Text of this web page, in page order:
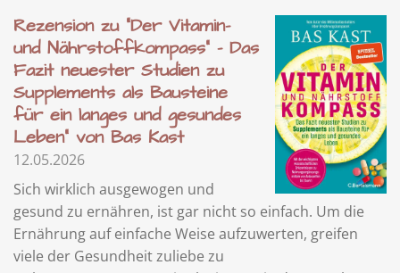
Rezension zu "Der Vitamin-
und Nährstoffkompass" - Das
Fazit neuester Studien zu
Supplements als Bausteine
für ein langes und gesundes
Leben" von Bas Kast
12.05.2026
Sich wirklich ausgewogen und
gesund zu ernähren, ist gar nicht so einfach. Um die
Ernährung auf einfache Weise aufzuwerten, greifen
viele der Gesundheit zuliebe zu